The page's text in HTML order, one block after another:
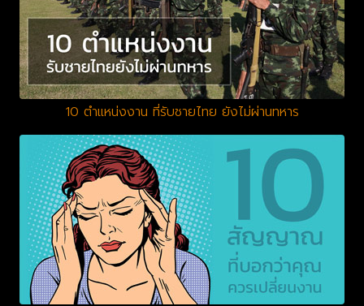
10 ตำแหน่งงาน ที่รับชายไทย ยังไม่ผ่านทหาร